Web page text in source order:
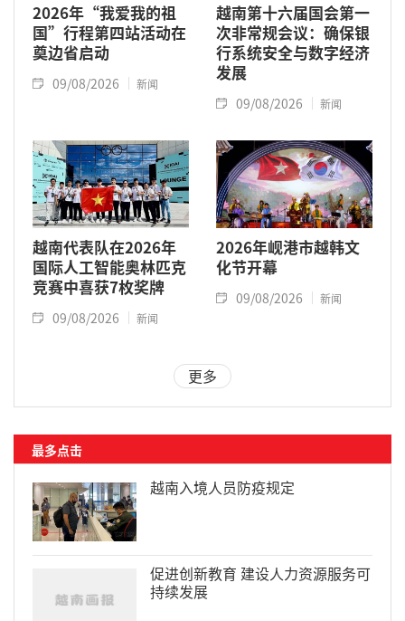
2026年“我爱我的祖
国”行程第四站活动在
奠边省启动
09/08/2026 新闻
越南第十六届国会第一
次非常规会议：确保银
行系统安全与数字经济
发展
09/08/2026 新闻
越南代表队在2026年
国际人工智能奥林匹克
竞赛中喜获7枚奖牌
09/08/2026 新闻
2026年岘港市越韩文
化节开幕
09/08/2026 新闻
更多
最多点击
越南入境人员防疫规定
促进创新教育 建设人力资源服务可
持续发展